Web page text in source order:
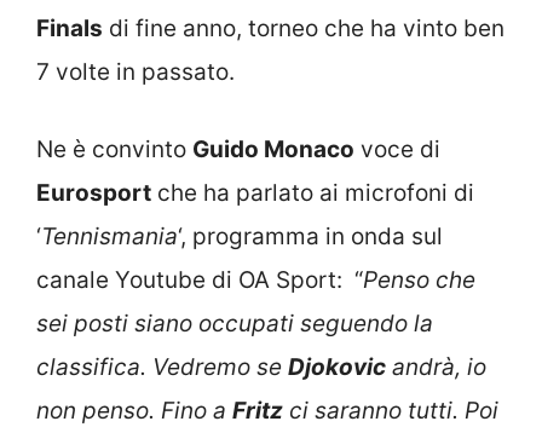
Finals di fine anno, torneo che ha vinto ben
7 volte in passato.
Ne è convinto Guido Monaco voce di
Eurosport che ha parlato ai microfoni di
‘Tennismania‘, programma in onda sul
canale Youtube di OA Sport: “Penso che
sei posti siano occupati seguendo la
classifica. Vedremo se Djokovic andrà, io
non penso. Fino a Fritz ci saranno tutti. Poi